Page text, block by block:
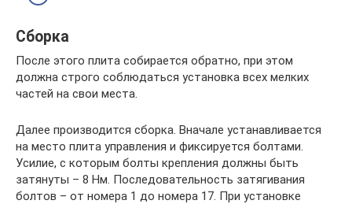
Сборка
После этого плита собирается обратно, при этом
должна строго соблюдаться установка всех мелких
частей на свои места.
Далее производится сборка. Вначале устанавливается
на место плита управления и фиксируется болтами.
Усилие, с которым болты крепления должны быть
затянуты – 8 Нм. Последовательность затягивания
болтов – от номера 1 до номера 17. При установке